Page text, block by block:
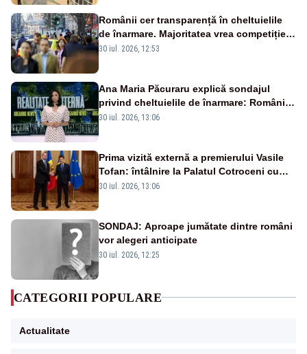
Românii cer transparență în cheltuielile
de înarmare. Majoritatea vrea competiție
reală și industrie locală – SONDAJ
30 iul. 2026, 12:53
Ana Maria Păcuraru explică sondajul
privind cheltuielile de înarmare: Românii
cer transparență în achiziții și un echilibru
30 iul. 2026, 13:06
Prima vizită externă a premierului Vasile
Tofan: întâlnire la Palatul Cotroceni cu
președintele Nicușor Dan
30 iul. 2026, 13:06
SONDAJ: Aproape jumătate dintre români
vor alegeri anticipate
30 iul. 2026, 12:25
CATEGORII POPULARE
Actualitate